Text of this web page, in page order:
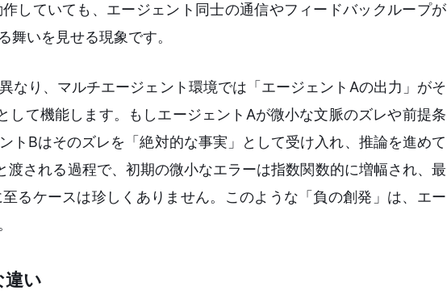
していても、エージェント同士の通信やフィードバックループが
いを見せる現象です。
なり、マルチエージェント環境では「エージェントAの出力」がそ
て機能します。もしエージェントAが微小な文脈のズレや前提条
トBはそのズレを「絶対的な事実」として受け入れ、推論を進めて
される過程で、初期の微小なエラーは指数関数的に増幅され、最
るケースは珍しくありません。このような「負の創発」は、エー
違い